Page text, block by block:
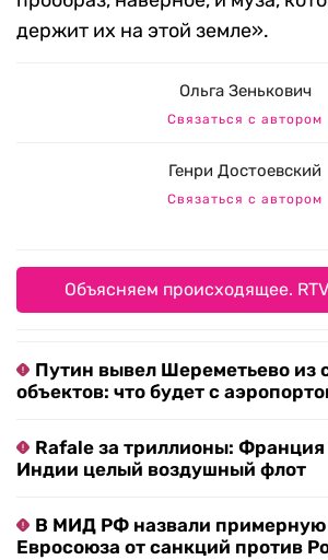
держит их на этой земле».
Ольга Зенькович
Связаться с автором
Генри Достоевский
Связаться с автором
Объясняем происходящее.
Путин вывел Шереметьево из
объектов: что будет с
Rafale за триллионы: Франция
Индии целый воздушный флот
В МИД РФ назвали примерную
Евросоюза от санкций против